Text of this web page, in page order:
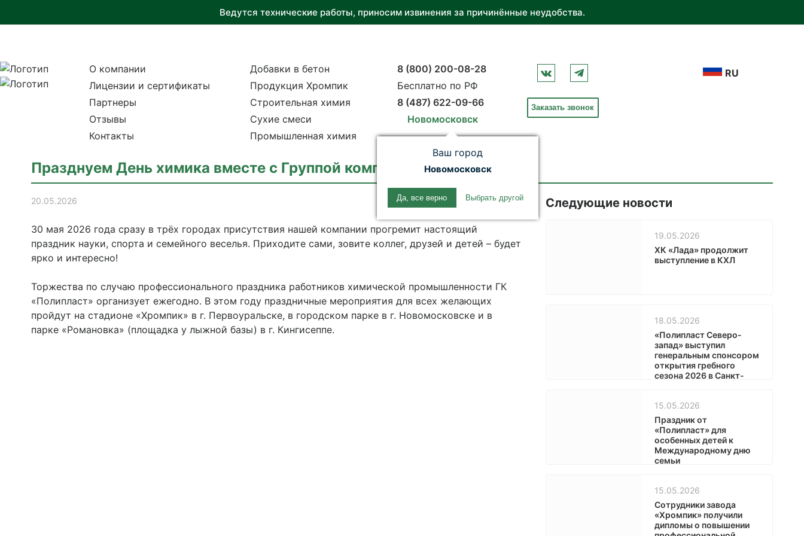
Ведутся технические работы, приносим извинения за причинённые неудобства.
О компании
Лицензии и сертификаты
Партнеры
Отзывы
Контакты
Добавки в бетон
Продукция Хромпик
Строительная химия
Сухие смеси
Промышленная химия
8 (800) 200-08-28
Бесплатно по РФ
8 (487) 622-09-66
Новомосковск
Ваш город
Новомосковск
Да, все верно Выбрать другой
Заказать звонок
RU
Празднуем День химика вместе с Группой компаний «Полипласт»!
20.05.2026
30 мая 2026 года сразу в трёх городах присутствия нашей компании прогремит настоящий
праздник науки, спорта и семейного веселья. Приходите сами, зовите коллег, друзей и детей – будет
ярко и интересно!
Торжества по случаю профессионального праздника работников химической промышленности ГК
«Полипласт» организует ежегодно. В этом году праздничные мероприятия для всех желающих
пройдут на стадионе «Хромпик» в г. Первоуральске, в городском парке в г. Новомосковске и в
парке «Романовка» (площадка у лыжной базы) в г. Кингисеппе.
Следующие новости
19.05.2026
ХК «Лада» продолжит
выступление в КХЛ
18.05.2026
«Полипласт Северо-
запад» выступил
генеральным спонсором
открытия гребного
сезона 2026 в Санкт-
15.05.2026
Праздник от
«Полипласт» для
особенных детей к
Международному дню
семьи
15.05.2026
Сотрудники завода
«Хромпик» получили
дипломы о повышении